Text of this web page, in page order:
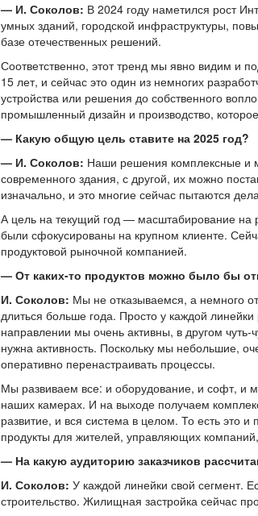
— И. Соколов: В 2024 году наметился рост
умных зданий, городской инфраструктуры,
базе отечественных решений.
Соответственно, этот тренд мы явно видим и
15 лет, и сейчас это один из немногих
устройства или решения до собственного
промышленный дизайн и производство,
— Какую общую цель ставите на 2025 год?
— И. Соколов: Наши решения комплексные и
современного здания, с другой, их можно
изначально, и это многие сейчас пытаются
А цель на текущий год — масштабирование на
были сфокусированы на крупном клиенте.
продуктовой рыночной компанией.
— От каких-то продуктов можно было бы
И. Соколов: Мы не отказываемся, а немного
длиться больше года. Просто у каждой
направлении мы очень активны, в другом
нужна активность. Поскольку мы небольшие,
оперативно перенастраивать процессы.
Мы развиваем все: и оборудование, и софт, и
наших камерах. И на выходе получаем
развитие, и вся система в целом. То есть это
продукты для жителей, управляющих
— На какую аудиторию заказчиков
И. Соколов: У каждой линейки свой сегмент.
строительство. Жилищная застройка сейчас